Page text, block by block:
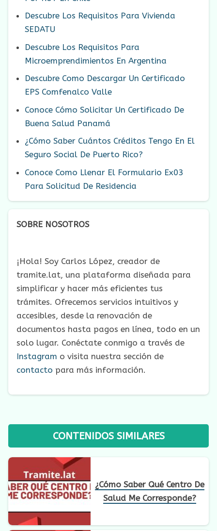
Descubre Los Requisitos Para Vivienda
SEDATU
Descubre Los Requisitos Para
Microemprendimientos En Argentina
Descubre Como Descargar Un Certificado
EPS Comfenalco Valle
Conoce Cómo Solicitar Un Certificado De
Buena Salud Panamá
¿Cómo Saber Cuántos Créditos Tengo En El
Seguro Social De Puerto Rico?
Conoce Como Llenar El Formulario Ex03
Para Solicitud De Residencia
SOBRE NOSOTROS
¡Hola! Soy Carlos López, creador de
tramite.lat, una plataforma diseñada para
simplificar y hacer más eficientes tus
trámites. Ofrecemos servicios intuitivos y
accesibles, desde la renovación de
documentos hasta pagos en línea, todo en un
solo lugar. Conéctate conmigo a través de
Instagram o visita nuestra sección de
contacto para más información.
CONTENIDOS SIMILARES
¿Cómo Saber Qué Centro De
Salud Me Corresponde?